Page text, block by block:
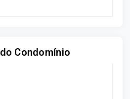
Condomínio